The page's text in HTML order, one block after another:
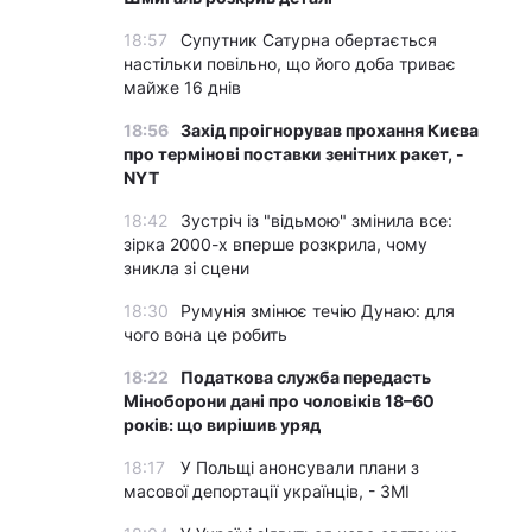
18:57
Супутник Сатурна обертається
настільки повільно, що його доба триває
майже 16 днів
18:56 Захід проігнорував прохання Києва
про термінові поставки зенітних ракет, -
NYT
18:42
Зустріч із "відьмою" змінила все:
зірка 2000-х вперше розкрила, чому
зникла зі сцени
18:30
Румунія змінює течію Дунаю: для
чого вона це робить
18:22
Податкова служба передасть
Міноборони дані про чоловіків 18–60
років: що вирішив уряд
18:17
У Польщі анонсували плани з
масової депортації українців, - ЗМІ